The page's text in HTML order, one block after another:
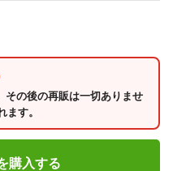
その後の再販は一切ありませ
す。
購入する